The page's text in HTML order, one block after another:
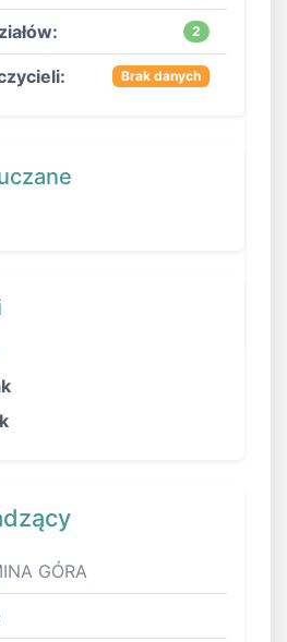
2
Brak danych
GÓRA